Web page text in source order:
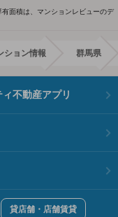
面積は、マンションレビューのデ
ション情報 群馬県
ィ不動産アプリ
貸店舗・店舗賃貸